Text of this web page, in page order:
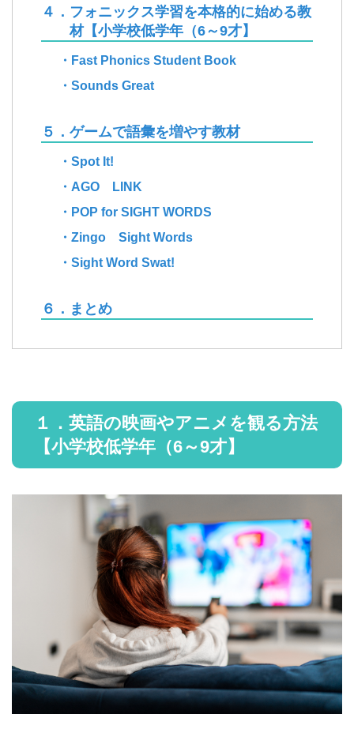
４．フォニックス学習を本格的に始める教
材【小学校低学年（6～9才】
・Fast Phonics Student Book
・Sounds Great
５．ゲームで語彙を増やす教材
・Spot It!
・AGO LINK
・POP for SIGHT WORDS
・Zingo Sight Words
・Sight Word Swat!
６．まとめ
１．英語の映画やアニメを観る方法
【小学校低学年（6～9才】